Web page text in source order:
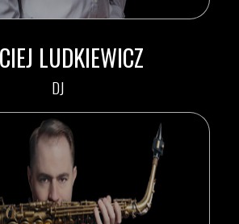
LUDKIEWICZ
DJ